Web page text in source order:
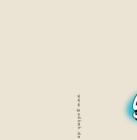
www.go4kmh.de